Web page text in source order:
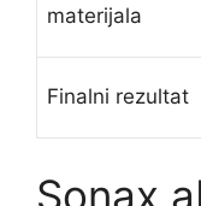
materijala
Finalni rezultat
Sonax